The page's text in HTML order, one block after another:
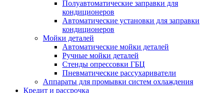
Полуавтоматические заправки для
кондиционеров
Автоматические установки для заправки
кондиционеров
Мойки деталей
Автоматические мойки деталей
Ручные мойки деталей
Стенды опрессовки ГБЦ
Пневматические рассухариватели
Аппараты для промывки систем охлаждения
Кредит и рассрочка